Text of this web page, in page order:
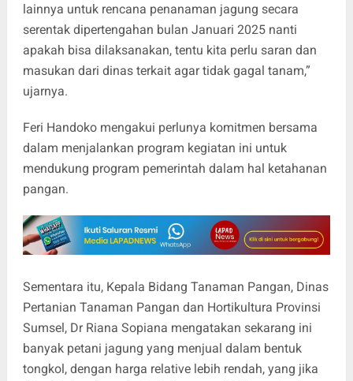
lainnya untuk rencana penanaman jagung secara
serentak dipertengahan bulan Januari 2025 nanti
apakah bisa dilaksanakan, tentu kita perlu saran dan
masukan dari dinas terkait agar tidak gagal tanam,”
ujarnya.
Feri Handoko mengakui perlunya komitmen bersama
dalam menjalankan program kegiatan ini untuk
mendukung program pemerintah dalam hal ketahanan
pangan.
Sementara itu, Kepala Bidang Tanaman Pangan, Dinas
Pertanian Tanaman Pangan dan Hortikultura Provinsi
Sumsel, Dr Riana Sopiana mengatakan sekarang ini
banyak petani jagung yang menjual dalam bentuk
tongkol, dengan harga relative lebih rendah, yang jika